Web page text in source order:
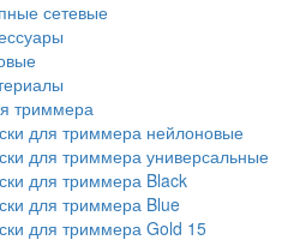
сетевые
триммера
для триммера нейлоновые
для триммера универсальные
для триммера Black
для триммера Blue
для триммера Gold 15